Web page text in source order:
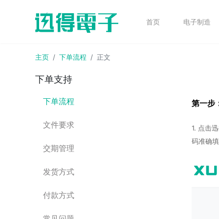
首页 电子制造
主页 下单流程 正文
下单支持
下单流程
文件要求
交期管理
发货方式
付款方式
第一步
1. 点击
码准确